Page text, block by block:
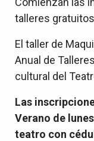
talleres
El taller de
Anual de
cultural del
Las
Verano de
teatro con